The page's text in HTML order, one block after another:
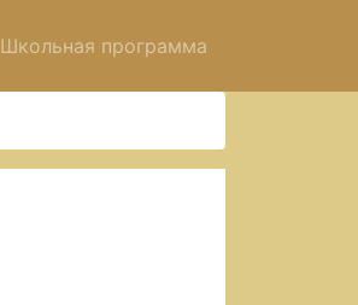
Школьная программа